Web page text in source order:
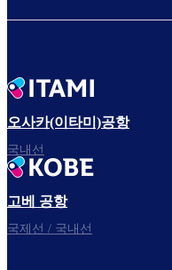
오사카(이타미)공항
국내선
고베 공항
국제선 / 국내선